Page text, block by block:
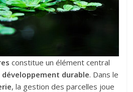
constitue un élément central
développement durable. Dans le
, la gestion des parcelles joue